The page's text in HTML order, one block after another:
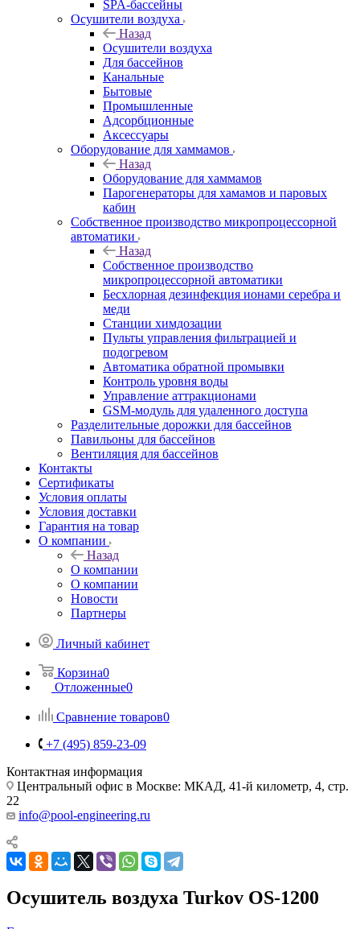
SPA-бассейны
Осушители воздуха
Назад
Осушители воздуха
Для бассейнов
Канальные
Бытовые
Промышленные
Адсорбционные
Аксессуары
Оборудование для хаммамов
Назад
Оборудование для хаммамов
Парогенераторы для хамамов и паровых
кабин
Собственное производство микропроцессорной
автоматики
Назад
Собственное производство
микропроцессорной автоматики
Беcхлорная дезинфекция ионами серебра и
меди
Станции химдозации
Пульты управления фильтрацией и
подогревом
Автоматика обратной промывки
Контроль уровня воды
Управление аттракционами
GSM-модуль для удаленного доступа
Разделительные дорожки для бассейнов
Павильоны для бассейнов
Вентиляция для бассейнов
Контакты
Сертификаты
Условия оплаты
Условия доставки
Гарантия на товар
О компании
Назад
О компании
О компании
Новости
Партнеры
Личный кабинет
Корзина0
Отложенные0
Сравнение товаров0
+7 (495) 859-23-09
Контактная информация
Центральный офис в Москве: МКАД, 41-й километр, 4, стр.
22
info@pool-engineering.ru
Осушитель воздуха Turkov OS-1200